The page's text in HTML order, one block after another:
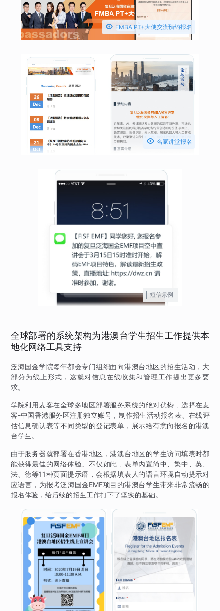
 FMBA PT+大使交流预约报名
 名家讲堂报名
短信示例
全球部署的系统架构为港澳台学生招生工作提供本
地化网络工具支持
泛海国金学院每年都会专门组织面向港澳台地区的招生活动，大
部分为线上形式，这就对信息在线收集和管理工作提出更多要
求。
学院利用麦客在全球多地区部署服务系统的绝对优势，选择在麦
客-中国香港服务区注册独立账号，制作招生活动报名表、在线评
估信息确认表等不同类型的登记表单，展示给有意向报名的港澳
台学生。
由于服务器就部署在香港地区，港澳台地区的学生访问填表时都
能获得最佳的网络体验。不仅如此，表单内置简中、繁中、英、
法、德等11种页面提示语，会根据填表人的语言环境自动提示对
应语言，为报考泛海国金EMF项目的港澳台学生带来非常流畅的
报名体验，给后续的招生工作打下了坚实的基础。